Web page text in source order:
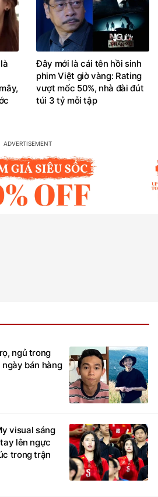
Đây mới là cái tên hồi sinh
phim Việt giờ vàng: Rating
vượt mốc 50%, nhà đài đút
túi 3 tỷ mỗi tập
ngủ trong
bán hàng
visual sáng
lên ngực
trong trận